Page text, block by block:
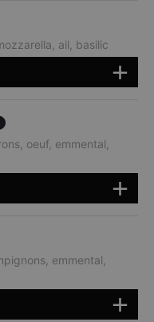
ail, basilic
oeuf, emmental,
emmental,